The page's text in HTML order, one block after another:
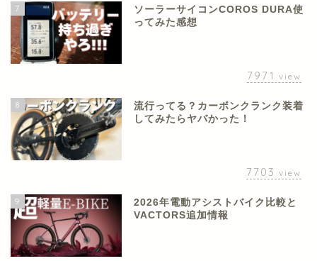
7
ソーラーサイコンCOROS DURA使
ってみた感想
7971 view
8
流行ってる？カーボンクランク装着
してみたらヤバかった！
7703 view
9
2026年電動アシストバイク比較と
VACTORS追加情報